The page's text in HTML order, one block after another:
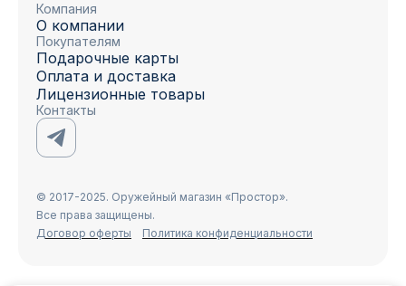
Компания
О компании
Покупателям
Подарочные карты
Оплата и доставка
Лицензионные товары
Контакты
© 2017-2025. Оружейный магазин «Простор».
Все права защищены.
Договор оферты
Политика конфиденциальности